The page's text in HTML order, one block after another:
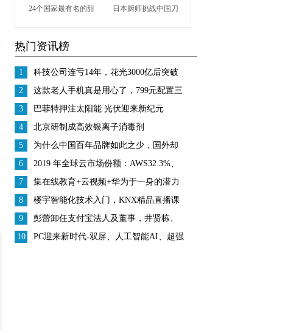
24个国家最有名的甜 日本厨师挑战中国刀
热门资讯榜
1
科技公司连亏14年，花光3000亿后突破
封锁，逆袭成全球第一
2
这款老人手机真是用心了，799元配置三
摄，还有5000mAh电池
3
巴菲特押注太阳能 光伏迎来新纪元
4
北京研制成高效银离子消毒剂
5
为什么中国百年品牌如此之少，国外却
比比皆是？LV、德芙给你答案
6
2019 年全球云市场份额：AWS32.3%、
Azure16.9%、谷歌云5.8%
7
集在线教育+云视频+华为于一身的潜力
牛股——恒信东方
8
楼宇智能化技术入门，KNX精品直播课
程免费领取！
9
彭蕾卸任支付宝法人及董事，井贤栋、
倪行军接任
10
PC迎来新时代-双屏、人工智能AI、超强